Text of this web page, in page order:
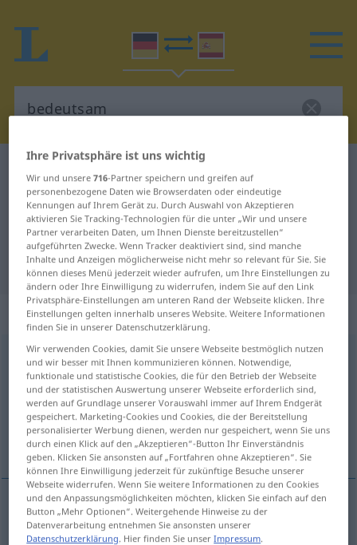
Deutsch-Spanisch Übersetzung für
"bedeutsam"
"bedeutsam" Spanisch Übersetzung
„bedeutsam“: Adjektiv
bedeutsamadj
Übersicht aller Übersetzungen
(Für mehr Details die Übersetzung anklicken/antippen)
significativo
significativo bedeutsam
Ihre Privatsphäre ist uns wichtig
Wir und unsere716-Partner speichern und greifen auf
personenbezogene Daten wie Browserdaten oder eindeutige
Kennungen auf Ihrem Gerät zu. Durch Auswahl von Akzeptieren
aktivieren Sie Tracking-Technologien für die unter „Wir und unsere
Partner verarbeiten Daten, um Ihnen Dienste bereitzustellen“
aufgeführten Zwecke. Wenn Tracker deaktiviert sind, sind manche
Inhalte und Anzeigen möglicherweise nicht mehr so relevant für Sie. Sie
können dieses Menü jederzeit wieder aufrufen, um Ihre Einstellungen zu
ändern oder Ihre Einwilligung zu widerrufen, indem Sie auf den Link
Privatsphäre-Einstellungen am unteren Rand der Webseite klicken. Ihre
Einstellungen gelten innerhalb unseres Website. Weitere Informationen
finden Sie in unserer Datenschutzerklärung.
Wir verwenden Cookies, damit Sie unsere Webseite bestmöglich nutzen
und wir besser mit Ihnen kommunizieren können. Notwendige,
funktionale und statistische Cookies, die für den Betrieb der Webseite
und der statistischen Auswertung unserer Webseite erforderlich sind,
werden auf Grundlage unserer Vorauswahl immer auf Ihrem Endgerät
gespeichert. Marketing-Cookies und Cookies, die der Bereitstellung
personalisierter Werbung dienen, werden nur gespeichert, wenn Sie uns
durch einen Klick auf den „Akzeptieren“-Button Ihr Einverständnis
geben. Klicken Sie ansonsten auf „Fortfahren ohne Akzeptieren“. Sie
können Ihre Einwilligung jederzeit für zukünftige Besuche unserer
Webseite widerrufen. Wenn Sie weitere Informationen zu den Cookies
und den Anpassungsmöglichkeiten möchten, klicken Sie einfach auf den
Button „Mehr Optionen“. Weitergehende Hinweise zu der
Datenverarbeitung entnehmen Sie ansonsten unserer
Datenschutzerklärung. Hier finden Sie unserImpressum.